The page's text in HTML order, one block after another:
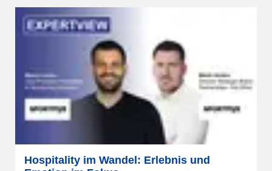
Hospitality im Wandel: Erlebnis und